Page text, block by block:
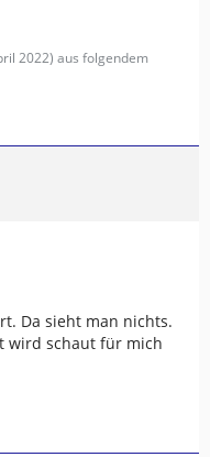
2022) aus folgendem
Da sieht man nichts.
wird schaut für mich